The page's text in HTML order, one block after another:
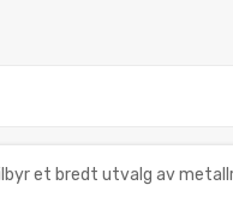
et bredt utvalg av